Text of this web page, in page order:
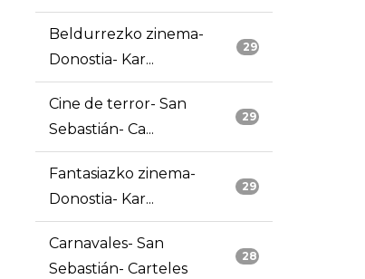
29
Beldurrezko zinema-
Donostia- Kar...
29
Cine de terror- San
Sebastián- Ca...
29
Fantasiazko zinema-
Donostia- Kar...
28
Carnavales- San
Sebastián- Carteles